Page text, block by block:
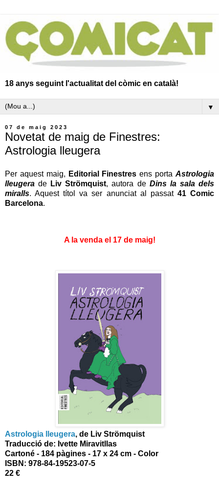
18 anys seguint l'actualitat del còmic en català!
▼
07 de maig 2023
Novetat de maig de Finestres:
Astrologia lleugera
Per aquest maig, Editorial Finestres ens portaAstrologia
lleugera de Liv Strömquist, autora de Dins la sala dels
miralls. Aquest títol va ser anunciat al passat 41 Comic
Barcelona.
A la venda el 17 de maig!
Astrologia lleugera, de Liv Strömquist
Traducció de: Ivette Miravitllas
Cartoné - 184 pàgines - 17 x 24 cm - Color
ISBN: 978-84-19523-07-5
22 €